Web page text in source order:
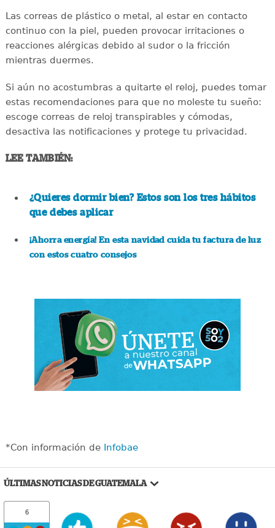
Las correas de plástico o metal, al estar en contacto
continuo con la piel, pueden provocar irritaciones o
reacciones alérgicas debido al sudor o la fricción
mientras duermes.
Si aún no acostumbras a quitarte el reloj, puedes tomar
estas recomendaciones para que no moleste tu sueño:
escoge correas de reloj transpirables y cómodas,
desactiva las notificaciones y protege tu privacidad.
LEE TAMBIÉN:
¿Quieres dormir bien? Estos son los tres hábitos
que debes aplicar
¡Ahorra energía! En esta navidad cuida tu factura de luz
con estos cuatro consejos
*Con información de Infobae
ÚLTIMAS NOTICIAS DE GUATEMALA
6